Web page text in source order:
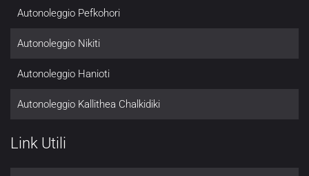
Autonoleggio Pefkohori
Autonoleggio Nikiti
Autonoleggio Hanioti
Autonoleggio Kallithea Chalkidiki
Link Utili